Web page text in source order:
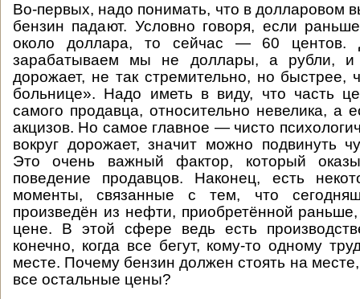
Во-первых, надо понимать, что в долларовом
бензин падают. Условно говоря, если
около доллара, то сейчас — 60 центов.
зарабатываем мы не доллары, а рубли, и
дорожает, не так стремительно, но быстрее,
больнице». Надо иметь в виду, что часть
самого продавца, относительно невелика, а
акцизов. Но самое главное — чисто
вокруг дорожает, значит можно подвинуть
Это очень важный фактор, который
поведение продавцов. Наконец, есть
моменты, связанные с тем, что
произведён из нефти, приобретённой
цене. В этой сфере ведь есть
конечно, когда все бегут, кому-то одному
месте. Почему бензин должен стоять на
все остальные цены?